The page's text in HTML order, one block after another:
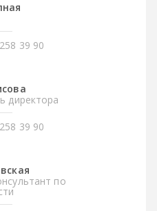
39 90
директора
39 90
по